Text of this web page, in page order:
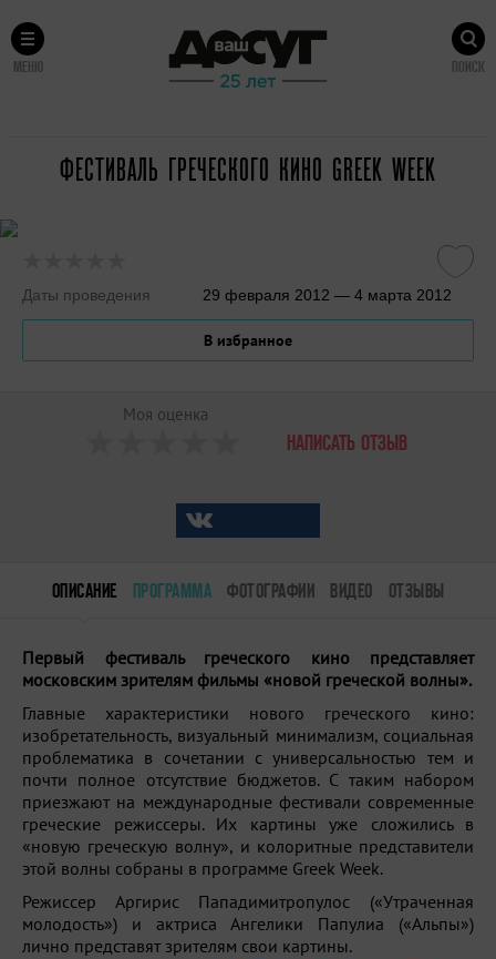
МЕНЮ ПОИСК
ФЕСТИВАЛЬ ГРЕЧЕСКОГО КИНО GREEK WEEK
Даты проведения 29 февраля 2012 — 4 марта 2012
В избранное
Моя оценка
НАПИСАТЬ ОТЗЫВ
ОПИСАНИЕ ПРОГРАММА ФОТОГРАФИИ ВИДЕО ОТЗЫВЫ
Первый фестиваль греческого кино представляет
московским зрителям фильмы «новой греческой волны».
Главные характеристики нового греческого кино:
изобретательность, визуальный минимализм, социальная
проблематика в сочетании с универсальностью тем и
почти полное отсутствие бюджетов. С таким набором
приезжают на международные фестивали современные
греческие режиссеры. Их картины уже сложились в
«новую греческую волну», и колоритные представители
этой волны собраны в программе Greek Week.
Режиссер Аргирис Пападимитропулос («Утраченная
молодость») и актриса Ангелики Папулиа («Альпы»)
лично представят зрителям свои картины.